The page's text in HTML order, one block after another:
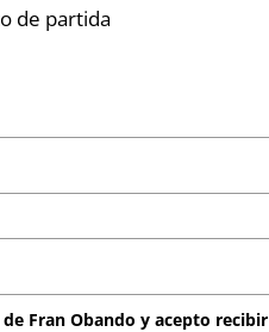
de partida
Fran Obando y acepto recibir